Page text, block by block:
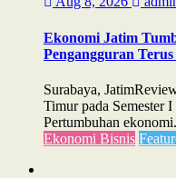
Ekonomi Jatim
Pengangguran
Surabaya,
Timur pada Semester
Pertumbuhan
Ekonomi Bisnis